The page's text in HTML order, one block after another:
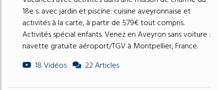
18e s. avec jardin et piscine: cuisine aveyronnaise et
activités à la carte, à partir de 579€ tout compris.
Activités spécial enfants. Venez en Aveyron sans voiture :
navette gratuite aéroport/TGV à Montpellier, France.
18 Vidéos
22 Articles